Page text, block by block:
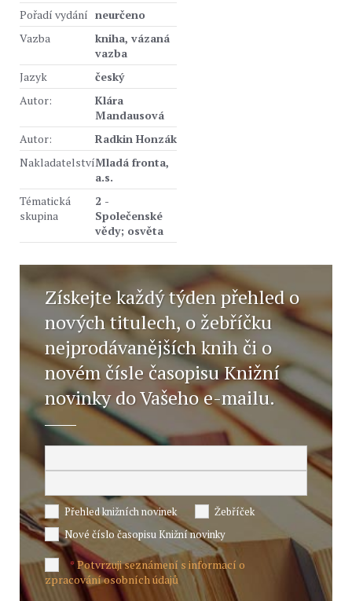
Pořadí vydání neurčeno
Vazba
kniha, vázaná
vazba
Jazyk
český
Autor:
Klára
Mandausová
Autor:
Radkin Honzák
NakladatelstvíMladá fronta,
a.s.
Tématická
skupina
2 -
Společenské
vědy; osvěta
Získejte každý týden přehled o
nových titulech, o žebříčku
nejprodávanějších knih či o
novém čísle časopisu Knižní
novinky do Vašeho e-mailu.
Přehled knižních novinek
Žebříček
Nové číslo časopisu Knižní novinky
*Potvrzuji seznámení s informací o
zpracování osobních údajů